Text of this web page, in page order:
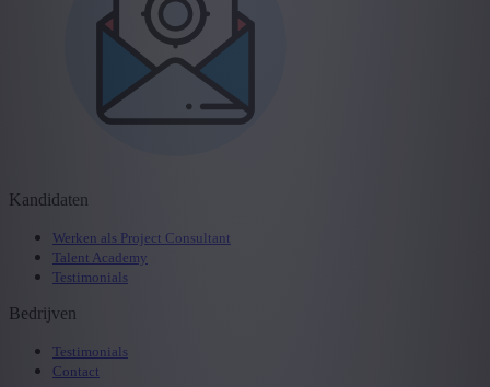
Kandidaten
Werken als Project Consultant
Talent Academy
Testimonials
Bedrijven
Testimonials
Contact